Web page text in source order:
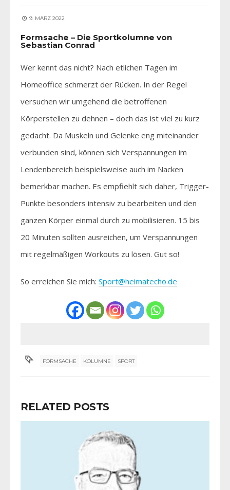
9. MÄRZ 2022
Formsache – Die Sportkolumne von
Sebastian Conrad
Wer kennt das nicht? Nach etlichen Tagen im
Homeoffice schmerzt der Rücken. In der Regel
versuchen wir umgehend die betroffenen
Körperstellen zu dehnen – doch das ist viel zu kurz
gedacht. Da Muskeln und Gelenke eng miteinander
verbunden sind, können sich Verspannungen im
Lendenbereich beispielsweise auch im Nacken
bemerkbar machen. Es empfiehlt sich daher, Trigger-
Punkte besonders intensiv zu bearbeiten und den
ganzen Körper einmal durch zu mobilisieren. 15 bis
20 Minuten sollten ausreichen, um Verspannungen
mit regelmäßigen Workouts zu lösen. Gut so!
So erreichen Sie mich: Sport@heimatecho.de
FORMSACHE KOLUMNE SPORT
RELATED POSTS